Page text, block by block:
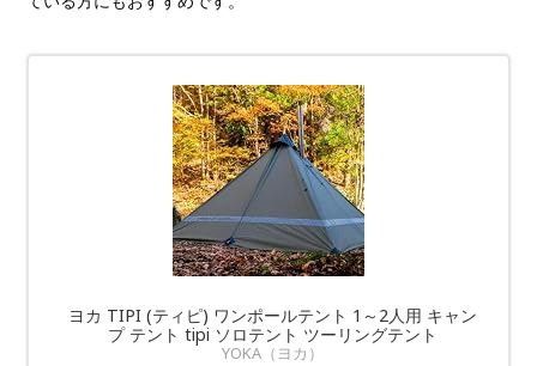
ヨカ TIPI (ティピ) ワンポールテント 1～2人用 キャン
プ テント tipi ソロテント ツーリングテント
YOKA（ヨカ）